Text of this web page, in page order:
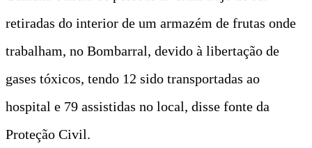
retiradas do interior de um armazém de frutas onde
trabalham, no Bombarral, devido à libertação de
gases tóxicos, tendo 12 sido transportadas ao
hospital e 79 assistidas no local, disse fonte da
Proteção Civil.